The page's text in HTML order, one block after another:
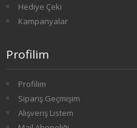
3. SINIF 6. YARIYIL TARİH
1. SINIF 1. YARIYIL FELSEFE
Hediye Çeki
Kampanyalar
Profilim
Profilim
Sipariş Geçmişim
Alışveriş Listem